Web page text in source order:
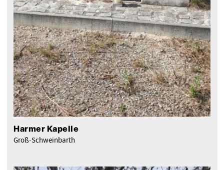
Harmer Kapelle
Groß-Schweinbarth